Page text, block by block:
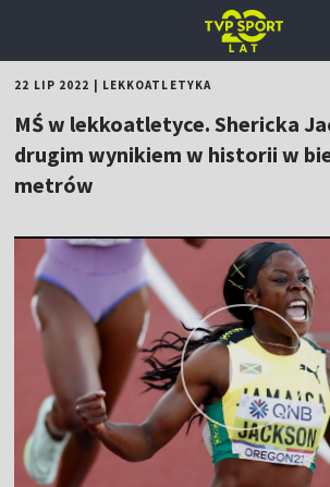
22 LIP 2022 LEKKOATLETYKA
MŚ w lekkoatletyce. Shericka
drugim wynikiem w historii w
metrów